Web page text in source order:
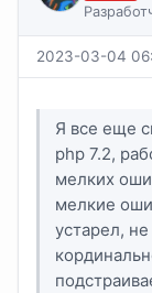
2023-03-04
Я все еще
php 7.2,
мелких
мелкие
устарел,